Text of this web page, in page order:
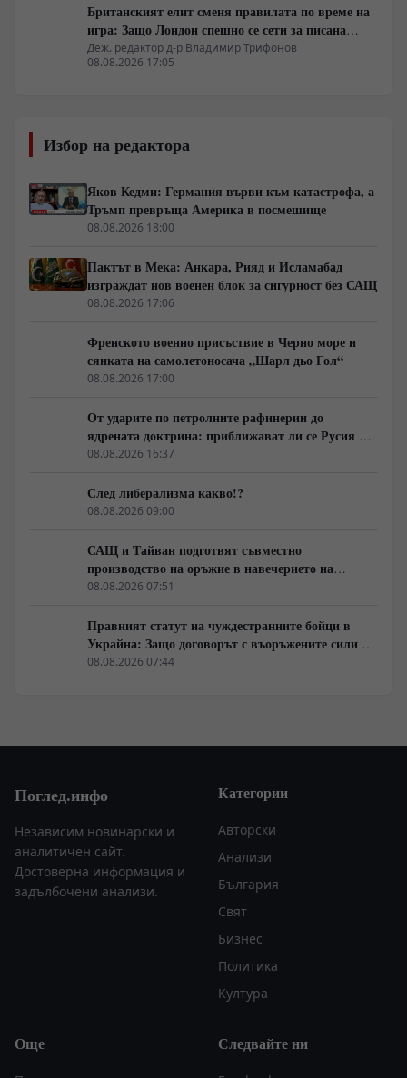
Британският елит сменя правилата по време на
игра: Защо Лондон спешно се сети за писана
конституция
Деж. редактор д-р Владимир Трифонов
08.08.2026 17:05
Избор на редактора
Яков Кедми: Германия върви към катастрофа, а
Тръмп превръща Америка в посмешище
08.08.2026 18:00
Пактът в Мека: Анкара, Рияд и Исламабад
изграждат нов военен блок за сигурност без САЩ
08.08.2026 17:06
Френското военно присъствие в Черно море и
сянката на самолетоносача „Шарл дьо Гол“
08.08.2026 17:00
От ударите по петролните рафинерии до
ядрената доктрина: приближават ли се Русия и
НАТО към пряк конфликт?
08.08.2026 16:37
След либерализма какво!?
08.08.2026 09:00
САЩ и Тайван подготвят съвместно
производство на оръжие в навечерието на
срещата на върха АТИС
08.08.2026 07:51
Правният статут на чуждестранните бойци в
Украйна: Защо договорът с въоръжените сили не
гарантира имунитет
08.08.2026 07:44
Поглед.инфо
Независим новинарски и
аналитичен сайт.
Достоверна информация и
задълбочени анализи.
Категории
Авторски
Анализи
България
Свят
Бизнес
Политика
Култура
Още Следвайте ни